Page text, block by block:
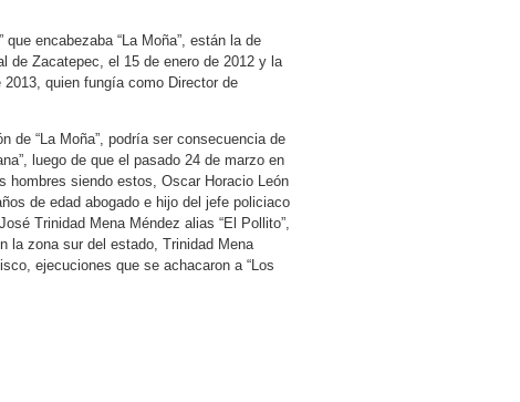
encabezaba “La Moña”, están la de
de Zacatepec, el 15 de enero de 2012 y la
quien fungía como Director de
de “La Moña”, podría ser consecuencia de
luego de que el pasado 24 de marzo en
hombres siendo estos, Oscar Horacio León
de edad abogado e hijo del jefe policiaco
Trinidad Mena Méndez alias “El Pollito”,
la zona sur del estado, Trinidad Mena
ejecuciones que se achacaron a “Los